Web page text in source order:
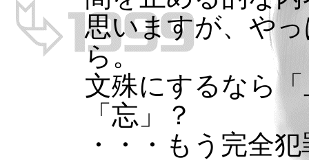
思いますが、や
ら。
文殊にするなら
「忘」？
・・・もう完全